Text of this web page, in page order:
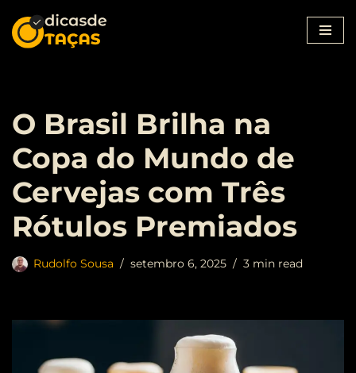
Pular
O Brasil Brilha na
Copa do Mundo de
Cervejas com Três
Rótulos Premiados
Rudolfo Sousa setembro 6, 2025 3 min read